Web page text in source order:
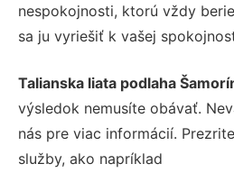
nespokojnosti, ktorú vždy
sa ju vyriešiť k vašej
Talianska liata podlaha
výsledok nemusíte obávať.
nás pre viac informácií.
služby, ako napríklad